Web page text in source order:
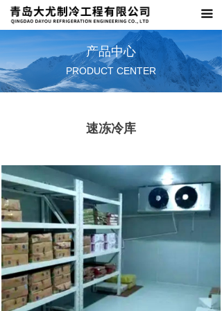
끀
首页
关于我们
产品中心
产品中心
PRODUCT CENTER
速冻冷库